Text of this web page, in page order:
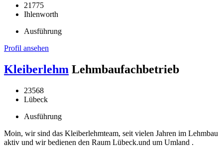
21775
Ihlenworth
Ausführung
Profil ansehen
Kleiberlehm Lehmbaufachbetrieb
23568
Lübeck
Ausführung
Moin, wir sind das Kleiberlehmteam, seit vielen Jahren im Lehmbau
aktiv und wir bedienen den Raum Lübeck.und um Umland .